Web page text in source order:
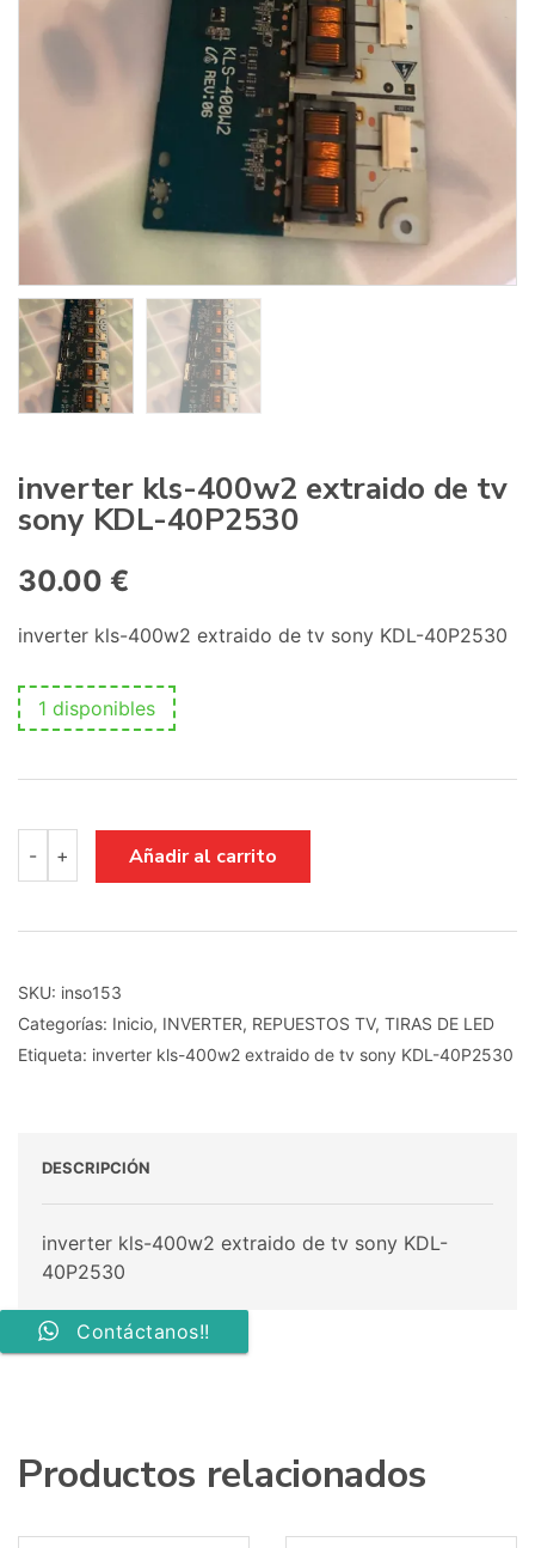
inverter kls-400w2 extraido de tv
sony KDL-40P2530
30.00 €
inverter kls-400w2 extraido de tv sony KDL-40P2530
1 disponibles
-
kls-
400w2
de
sony
KDL-
40P2530
cantidad
+ Añadir al carrito
SKU: inso153
Categorías: Inicio, INVERTER, REPUESTOS TV, TIRAS DE LED
Etiqueta: inverter kls-400w2 extraido de tv sony KDL-40P2530
DESCRIPCIÓN
inverter kls-400w2 extraido de tv sony KDL-
40P2530
Contáctanos!!
Productos relacionados